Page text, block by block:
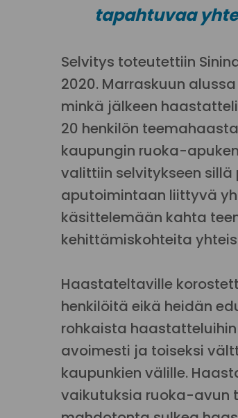
tapahtuvaa
Selvitys toteutettiin
2020. Marraskuun
minkä jälkeen
20 henkilön
kaupungin ruoka-
valittiin selvitykseen
aputoimintaan liittyvä
käsittelemään kahta
kehittämiskohteita
Haastateltaville
henkilöitä eikä heidän
rohkaista
avoimesti ja toiseksi
kaupunkien välille.
vaikutuksia ruoka-avun